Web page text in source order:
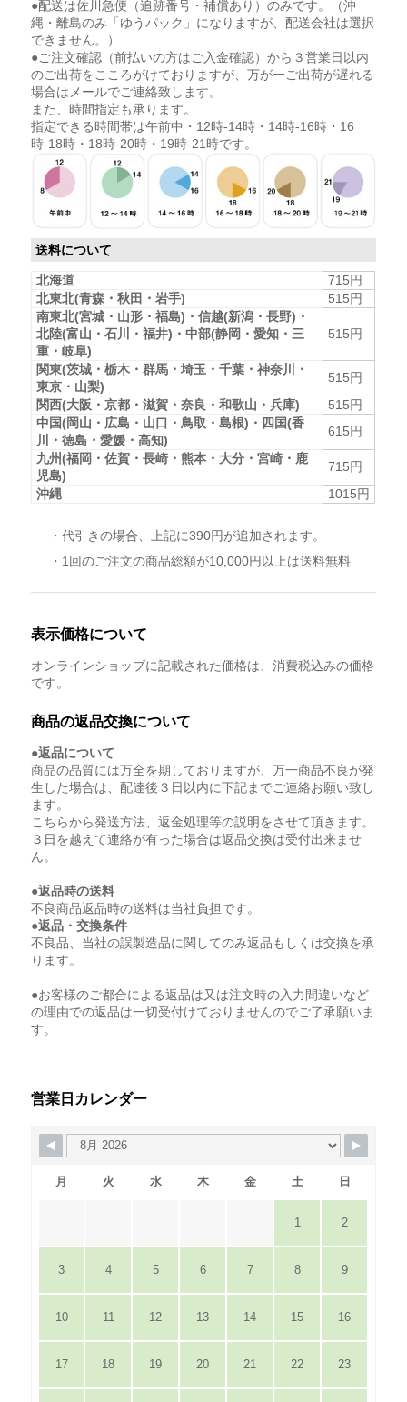
●配送は佐川急便（追跡番号・補償あり）のみです。（沖
縄・離島のみ「ゆうパック」になりますが、配送会社は選択
できません。）
●ご注文確認（前払いの方はご入金確認）から３営業日以内
のご出荷をこころがけておりますが、万が一ご出荷が遅れる
場合はメールでご連絡致します。
また、時間指定も承ります。
指定できる時間帯は午前中・12時-14時・14時-16時・16
時-18時・18時-20時・19時-21時です。
送料について
北海道
715円
北東北(青森・秋田・岩手)
515円
南東北(宮城・山形・福島)・信越(新潟・長野)・
北陸(富山・石川・福井)・中部(静岡・愛知・三
重・岐阜)
515円
関東(茨城・栃木・群馬・埼玉・千葉・神奈川・
東京・山梨)
515円
関西(大阪・京都・滋賀・奈良・和歌山・兵庫)
515円
中国(岡山・広島・山口・鳥取・島根)・四国(香
川・徳島・愛媛・高知)
615円
九州(福岡・佐賀・長崎・熊本・大分・宮崎・鹿
児島)
715円
沖縄
1015円
・代引きの場合、上記に390円が追加されます。
・1回のご注文の商品総額が10,000円以上は送料無料
表示価格について
オンラインショップに記載された価格は、消費税込みの価格
です。
商品の返品交換について
●返品について
商品の品質には万全を期しておりますが、万一商品不良が発
生した場合は、配達後３日以内に下記までご連絡お願い致し
ます。
こちらから発送方法、返金処理等の説明をさせて頂きます。
３日を越えて連絡が有った場合は返品交換は受付出来ませ
ん。
●返品時の送料
不良商品返品時の送料は当社負担です。
●返品・交換条件
不良品、当社の誤製造品に関してのみ返品もしくは交換を承
ります。
●お客様のご都合による返品は又は注文時の入力間違いなど
の理由での返品は一切受付けておりませんのでご了承願いま
す。
営業日カレンダー
月 火 水 木 金 土 日
1 2
3 4 5 6 7 8 9
10 11 12 13 14 15 16
17 18 19 20 21 22 23